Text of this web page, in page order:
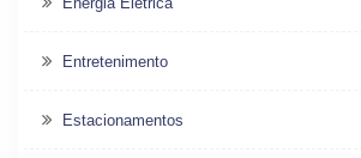
Entretenimento
Estacionamentos